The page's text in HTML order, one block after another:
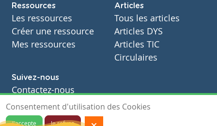
Ressources
Les ressources
Créer une ressource
Mes ressources
Articles
Tous les articles
Articles DYS
Articles TIC
Circulaires
Suivez-nous
Contactez-nous
Soutien scolaire
Notre page Facebook
Consentement d'utilisation des Cookies
J'accepte Je refuse